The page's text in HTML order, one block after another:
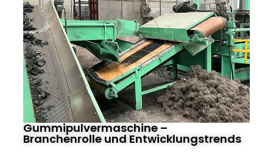
Gummipulvermaschine –
Branchenrolle und Entwicklungstrends